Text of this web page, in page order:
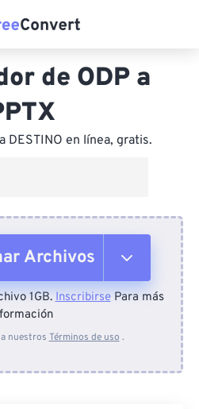
de ODP a
DESTINO en línea, gratis.
Archivos
dispositivo
1GB.InscribirsePara más
nuestros Términos de uso .